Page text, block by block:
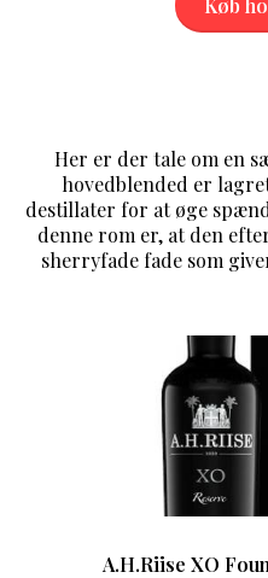
Køb
Her er der tale om en
hovedblended er
destillater for at øge
denne rom er, at den
sherryfade fade som
A.H.Riise XO